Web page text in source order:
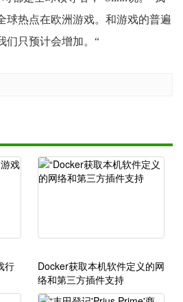
球热点在欧洲游戏。和游戏的普遍
们只预计会增加。“
行
Docker获取本机软件定义的网
络和第三方插件支持